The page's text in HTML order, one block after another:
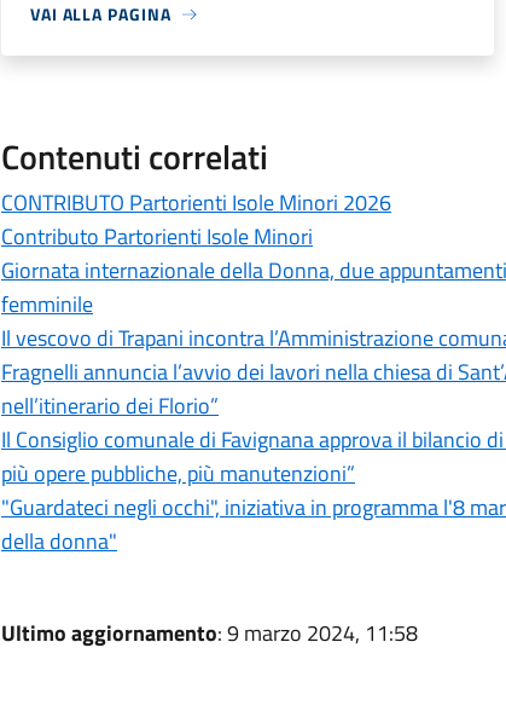
VAI ALLA PAGINA
Contenuti correlati
CONTRIBUTO Partorienti Isole Minori 2026
Contributo Partorienti Isole Minori
Giornata internazionale della Donna, due
femminile
Il vescovo di Trapani incontra l’Amministrazione
Fragnelli annuncia l’avvio dei lavori nella chiesa di
nell’itinerario dei Florio”
Il Consiglio comunale di Favignana approva il bilancio
più opere pubbliche, più manutenzioni”
"Guardateci negli occhi", iniziativa in programma l'8
della donna"
Ultimo aggiornamento: 9 marzo 2024, 11:58